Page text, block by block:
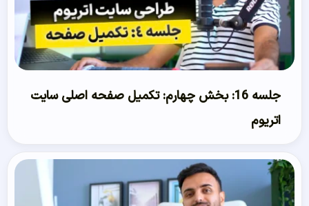
جلسه 16: بخش چهارم: تکمیل صفحه اصلی سایت
اتریوم